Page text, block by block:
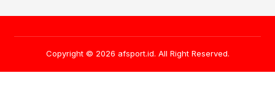
Copyright © 2026 afsport.id. All Right Reserved.